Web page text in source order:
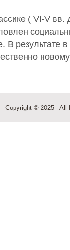
( VI-V вв.
В результате в
Copyright © 2025 - All